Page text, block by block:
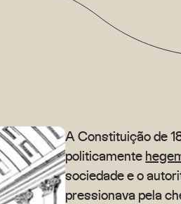
A Constituição de
politicamente
sociedade e o
pressionava pela